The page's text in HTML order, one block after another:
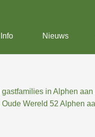
Nieuws
in Alphen
Oude Wereld 52 Alphen